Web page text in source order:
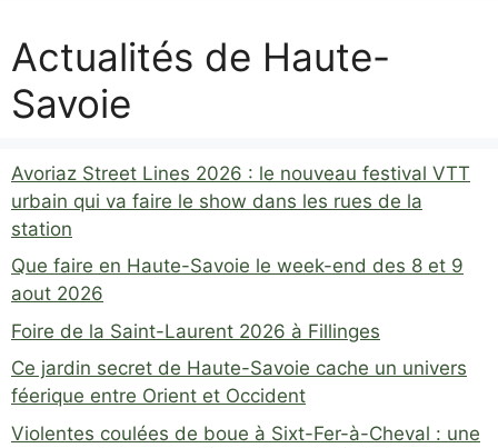
Actualités de Haute-
Savoie
Avoriaz Street Lines 2026 : le nouveau festival VTT
urbain qui va faire le show dans les rues de la
station
Que faire en Haute-Savoie le week-end des 8 et 9
aout 2026
Foire de la Saint-Laurent 2026 à Fillinges
Ce jardin secret de Haute-Savoie cache un univers
féerique entre Orient et Occident
Violentes coulées de boue à Sixt-Fer-à-Cheval : une